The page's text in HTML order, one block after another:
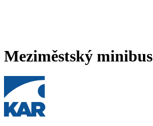
Meziměstský minibus